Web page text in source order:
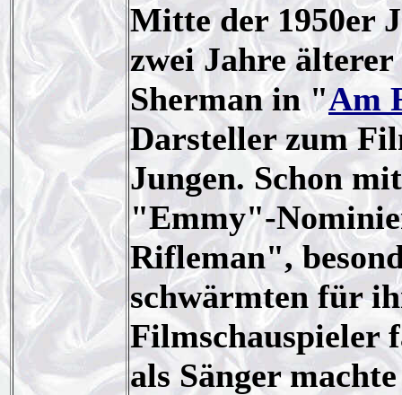
Mitte der 1950er
zwei Jahre
Sherman in "Am
Darsteller zum
Jungen. Schon
"Emmy"-
Rifleman",
schwärmten für
Filmschauspieler
als Sänger